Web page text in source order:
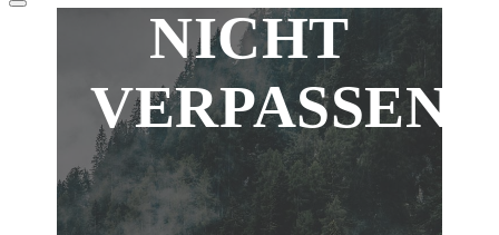
Nach
NICHT
VERPASSEN!